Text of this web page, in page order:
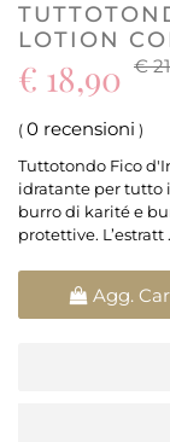
LOTION
€
€ 18,90
( 0 recensioni )
Tuttotondo Fico
idratante per tutto
burro di karité e
protettive. L’estratt
Agg.